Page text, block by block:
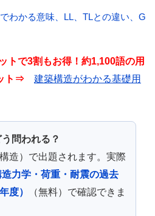
わかる意味、LL、TLとの違い、G
トで3割もお得！約1,100語の用
ット⇒ 建築構造がわかる基礎用
問われる？
造）で出題されます。実際
造力学・荷重・耐震の過去
度）
（無料）で確認できま